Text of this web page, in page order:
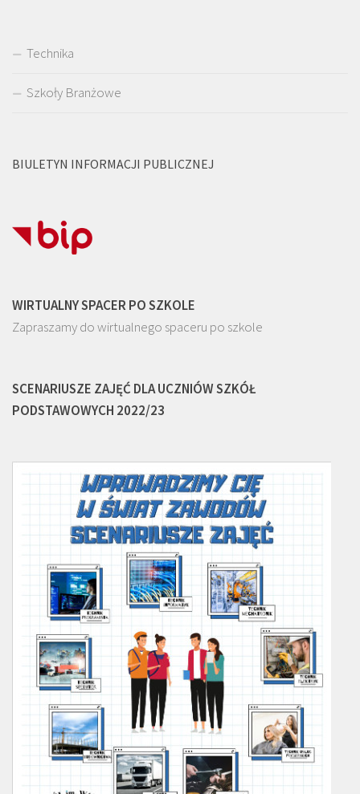
Technika
Szkoły Branżowe
BIULETYN INFORMACJI PUBLICZNEJ
WIRTUALNY SPACER PO SZKOLE
Zapraszamy do wirtualnego spaceru po szkole
SCENARIUSZE ZAJĘĆ DLA UCZNIÓW SZKÓŁ
PODSTAWOWYCH 2022/23